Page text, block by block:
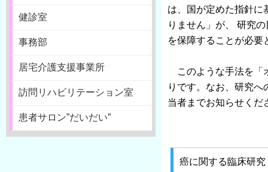
健診室
事務部
居宅介護支援事業所
訪問リハビリテーション室
患者サロン”だいだい”
は、国が定めた指針に
りません」が、 研究
を保障することが必要
このような手法を「
りです。なお、研究
当者までお知らせくだ
癌に関する臨床研